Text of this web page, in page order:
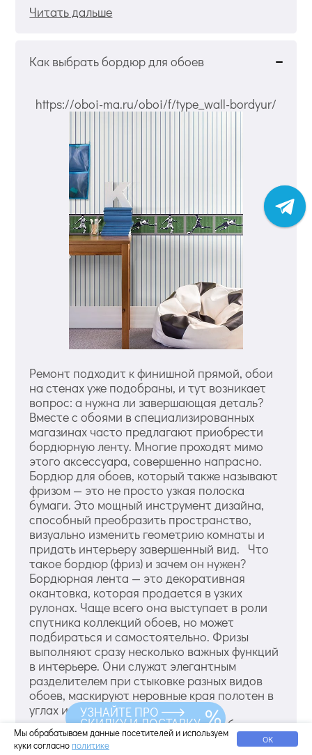
Читать дальше
Как выбрать бордюр для обоев
https://oboi-ma.ru/oboi/f/type_wall-bordyur/
Ремонт подходит к финишной прямой, обои
на стенах уже подобраны, и тут возникает
вопрос: а нужна ли завершающая деталь?
Вместе с обоями в специализированных
магазинах часто предлагают приобрести
бордюрную ленту. Многие проходят мимо
этого аксессуара, совершенно напрасно.
Бордюр для обоев, который также называют
фризом — это не просто узкая полоска
бумаги. Это мощный инструмент дизайна,
способный преобразить пространство,
визуально изменить геометрию комнаты и
придать интерьеру завершенный вид. Что
такое бордюр (фриз) и зачем он нужен?
Бордюрная лента — это декоративная
окантовка, которая продается в узких
рулонах. Чаще всего она выступает в роли
спутника коллекций обоев, но может
подбираться и самостоятельно. Фризы
выполняют сразу несколько важных функций
в интерьере. Они служат элегантным
разделителем при стыковке разных видов
обоев, маскируют неровные края полотен в
углах или на границе с другими
материалами отделки. Кроме того, бордюр
создает плавный пере...
Мы обрабатываем данные посетителей и используем
куки согласно политике ОК
УЗНАЙТЕ ПРО
СКИДКУ И ДОСТАВКУ